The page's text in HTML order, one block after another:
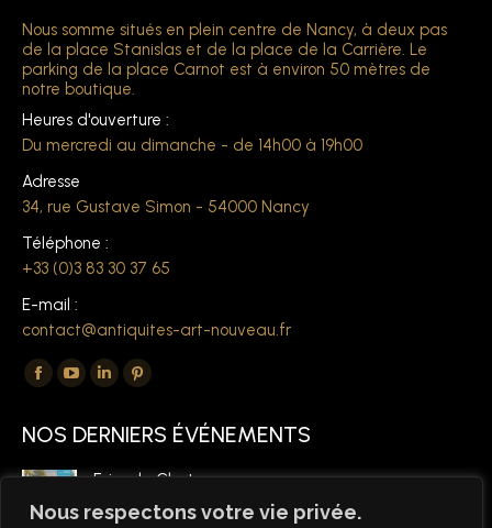
Nous respectons votre vie privée.
Nous somme situés en plein centre de Nancy, à deux pas
de la place Stanislas et de la place de la Carrière. Le
parking de la place Carnot est à environ 50 mètres de
notre boutique.
Heures d'ouverture :
Du mercredi au dimanche - de 14h00 à 19h00
Adresse
34, rue Gustave Simon - 54000 Nancy
Téléphone :
+33 (0)3 83 30 37 65
E-mail :
contact@antiquites-art-nouveau.fr
Trouvez nous sur :
La
Facebook
s'ouvre
dans
La
YouTube
s'ouvre
La
LinkedIn
s'ouvre
La
Pinterest
s'ouvre
dans
NOS DERNIERS ÉVÉNEMENTS
Foire de Chatou
6 mars 2026